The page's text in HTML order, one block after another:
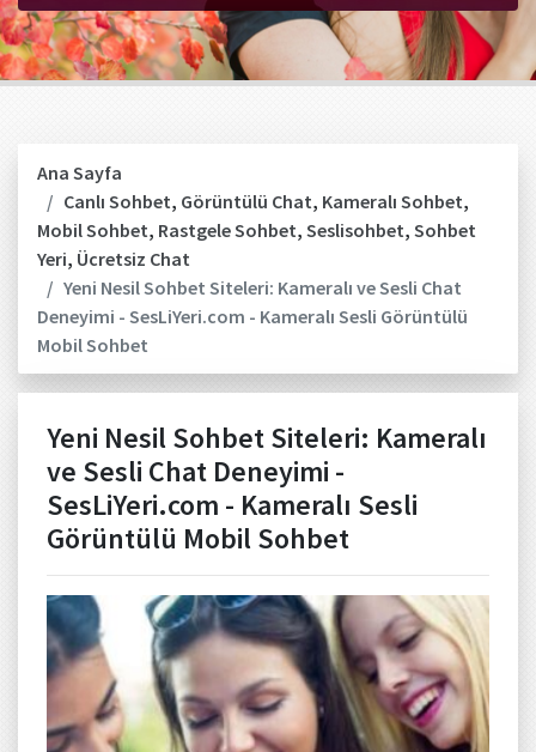
Ana Sayfa
Canlı Sohbet, Görüntülü Chat, Kameralı Sohbet,
Mobil Sohbet, Rastgele Sohbet, Seslisohbet, Sohbet
Yeri, Ücretsiz Chat
Yeni Nesil Sohbet Siteleri: Kameralı ve Sesli Chat
Deneyimi - SesLiYeri.com - Kameralı Sesli Görüntülü
Mobil Sohbet
Yeni Nesil Sohbet Siteleri: Kameralı
ve Sesli Chat Deneyimi -
SesLiYeri.com - Kameralı Sesli
Görüntülü Mobil Sohbet